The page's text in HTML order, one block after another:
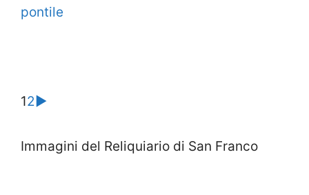
12►
Immagini del Reliquiario di San Franco